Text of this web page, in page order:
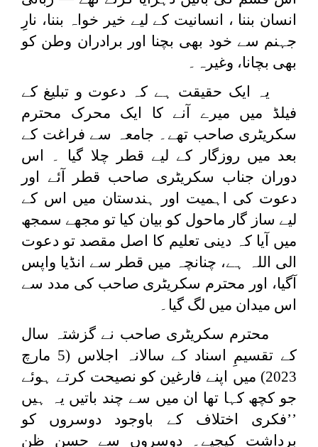
انسان بننا ، انسانیت کے لیے خیر خواہ بننا، نارِ
جہنم سے خود بھی بچنا اور برادران وطن کو
بھی بچانا، وغیرہ۔
یہ ایک حقیقت ہے کہ دعوت و تبلیغ کے
فیلڈ میں میرے آنے کا ایک محرک محترم
سکریٹری صاحب تھے۔ جامعہ سے فراغت کے
بعد میں روزگار کے لیے قطر چلا گیا ۔ اس
دوران جناب سکریٹری صاحب قطر آئے اور
دعوت کی اہمیت اور ہندستان میں اس کے
لیے ساز گار ماحول کو بیان کیا تو مجھے سمجھ
میں آیا کہ دینی تعلیم کا اصل مقصد تو دعوت
الی اللہ ہے، چنانچہ میں قطر سے انڈیا واپس
آگیا، اور محترم سکریٹری صاحب کی مدد سے
اس میدان میں لگ گیا۔
محترم سکریٹری صاحب نے گزشتہ سال
کے تقسیمِ اسناد کے سالانہ اجلاس (5 مارچ
2023) میں اپنے فارغین کو نصیحت کرتے ہوئے
جو کچھ کہا تھا ان میں سے چند باتیں یہ ہیں
’’فکری اختلاف کے باوجود دوسروں کو
برداشت کیجیے۔ دوسروں سے حسنِ ظن